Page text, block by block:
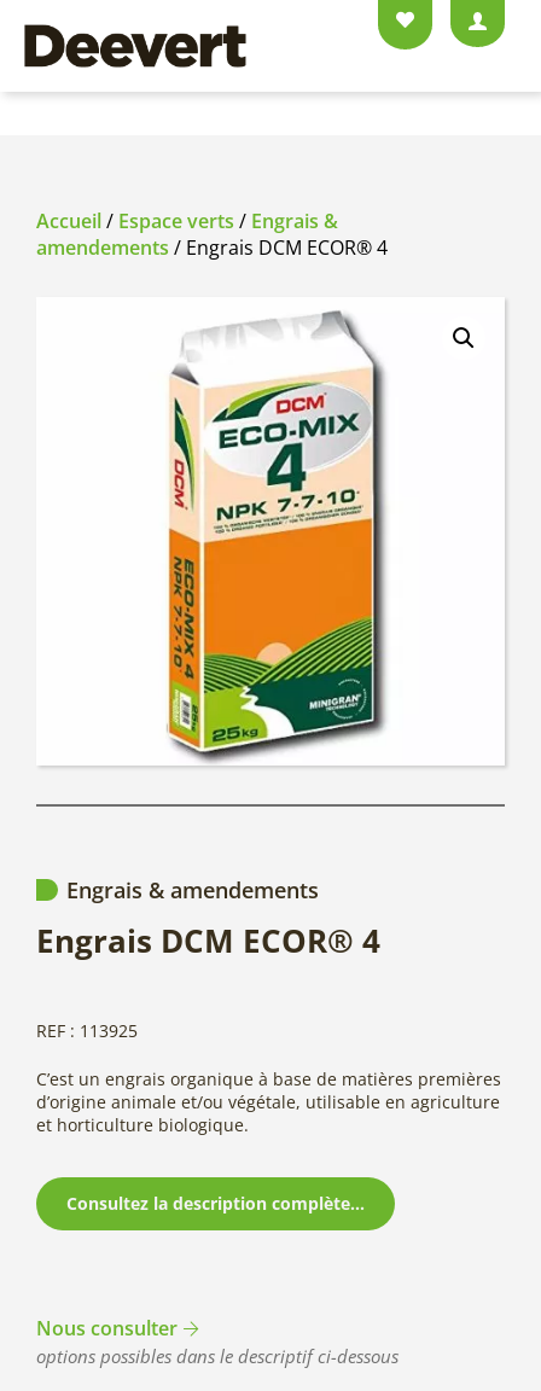
Accueil/ Espace verts / Engrais &
amendements / Engrais DCM ECOR® 4
Engrais & amendements
Engrais DCM ECOR® 4
REF : 113925
C’est un engrais organique à base de matières premières
d’origine animale et/ou végétale, utilisable en agriculture
et horticulture biologique.
Consultez la description complète...
Nous consulter
options possibles dans le descriptif ci-dessous